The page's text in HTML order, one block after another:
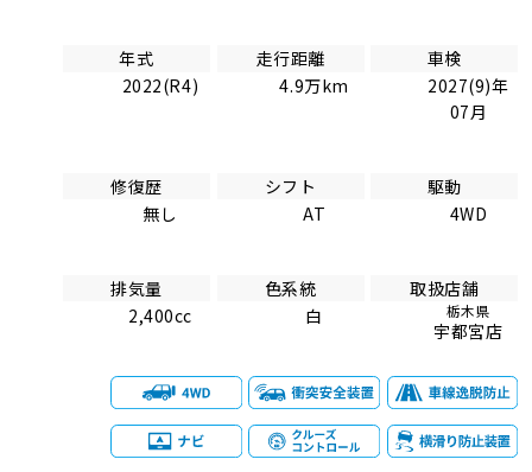
年式
2022(R4)
走行距離
4.9万km
車検
2027(9)年
07月
修復歴
無し
シフト
AT
駆動
4WD
排気量
2,400cc
色系統
白
取扱店舗
栃木県
宇都宮店